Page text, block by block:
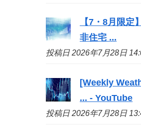
【7・8月限定
非住宅 ...
投稿日 2026年7月28日
[Weekly
... - YouTube
投稿日 2026年7月28日